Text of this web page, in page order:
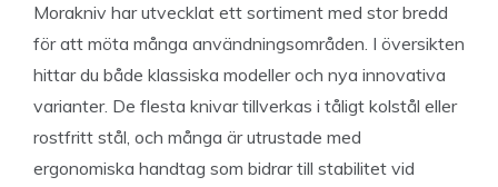
Morakniv har utvecklat ett sortiment med stor bredd
för att möta många användningsområden. I översikten
hittar du både klassiska modeller och nya innovativa
varianter. De flesta knivar tillverkas i tåligt kolstål eller
rostfritt stål, och många är utrustade med
ergonomiska handtag som bidrar till stabilitet vid